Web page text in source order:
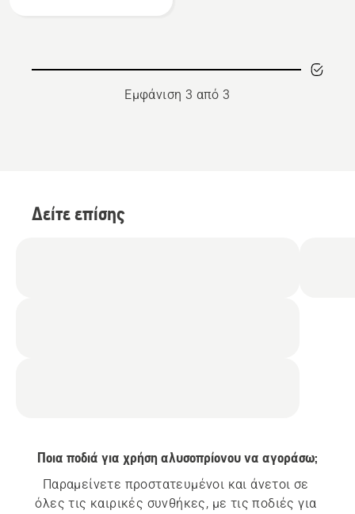
Εμφάνιση 3 από 3
Δείτε επίσης
Ποια ποδιά για χρήση αλυσοπρίονου να αγοράσω;
Παραμείνετε προστατευμένοι και άνετοι σε
όλες τις καιρικές συνθήκες, με τις ποδιές για